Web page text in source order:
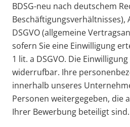
BDSG-neu nach deutschem
Beschäftigungsverhältnisses),
DSGVO (allgemeine
sofern Sie eine Einwilligung
1 lit. a DSGVO. Die
widerrufbar. Ihre
innerhalb unseres
Personen weitergegeben, die
Ihrer Bewerbung beteiligt sind.